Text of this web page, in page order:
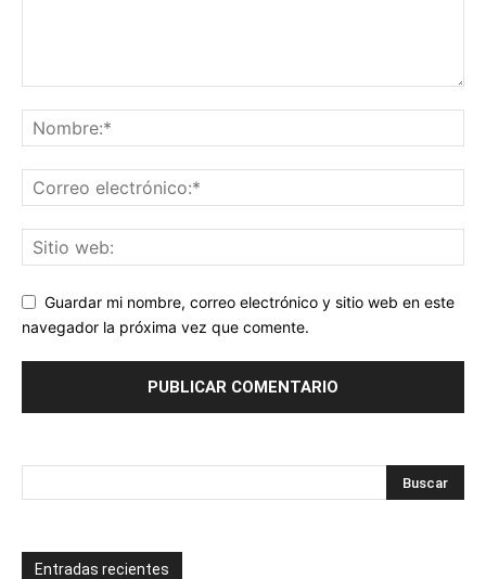
Guardar mi nombre, correo electrónico y sitio web en este
navegador la próxima vez que comente.
Entradas recientes